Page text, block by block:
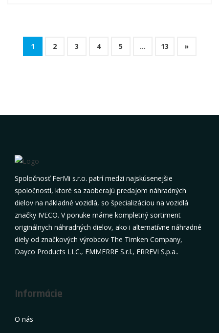
1 2 3 4 5 ... 13 »
Spoločnosť FerMi s.r.o. patrí medzi najskúsenejšie
spoločnosti, ktoré sa zaoberajú predajom náhradných
dielov na nákladné vozidlá, so špecializáciou na vozidlá
značky IVECO. V ponuke máme kompletný sortiment
originálnych náhradných dielov, ako i alternatívne náhradné
diely od značkových výrobcov The Timken Company,
Dayco Products LLC., EMMERRE S.r.l., ERREVI S.p.a..
Informácie
O nás